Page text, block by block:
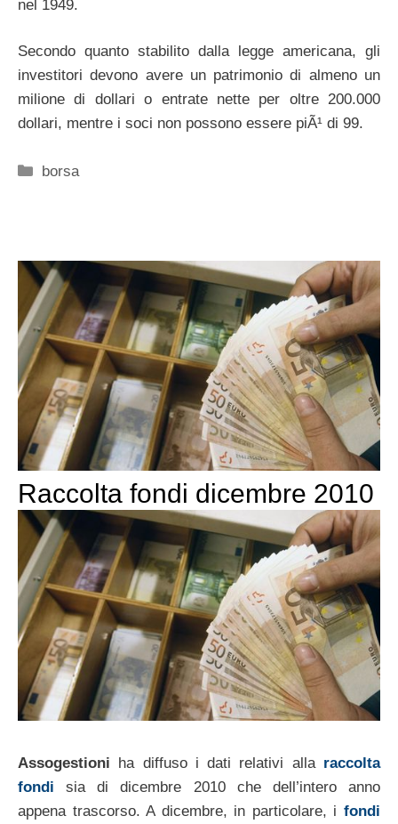
nel 1949.
Secondo quanto stabilito dalla legge americana, gli
investitori devono avere un patrimonio di almeno un
milione di dollari o entrate nette per oltre 200.000
dollari, mentre i soci non possono essere piÃ¹ di 99.
Categorie
borsa
Raccolta fondi dicembre 2010
Assogestioni ha diffuso i dati relativi alla raccolta
fondi sia di dicembre 2010 che dell’intero anno
appena trascorso. A dicembre, in particolare, i fondi